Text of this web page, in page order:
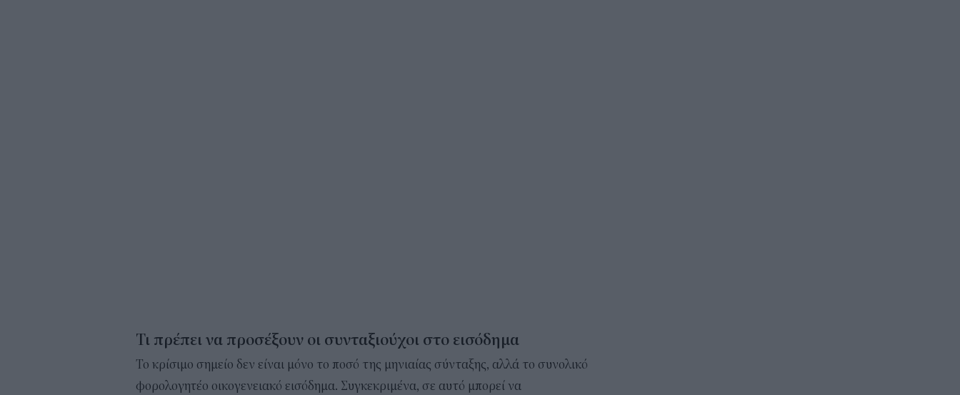
Τι πρέπει να προσέξουν οι συνταξιούχοι στο εισόδημα
Το κρίσιμο σημείο δεν είναι μόνο το ποσό της μηνιαίας σύνταξης, αλλά το συνολικό
φορολογητέο οικογενειακό εισόδημα. Συγκεκριμένα, σε αυτό μπορεί να